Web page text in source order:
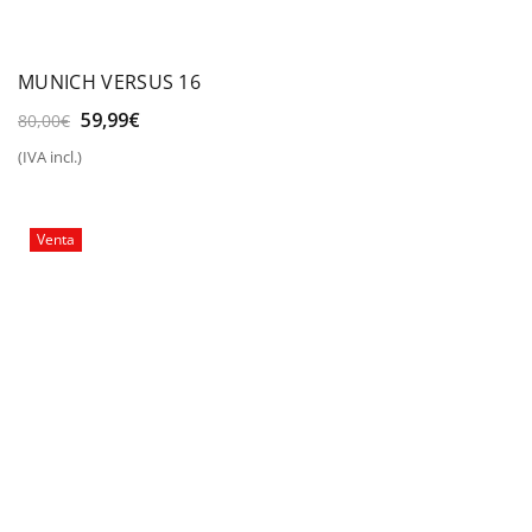
MUNICH VERSUS 16
80,00€ El
original
59,99€El
(IVA incl.)
Venta